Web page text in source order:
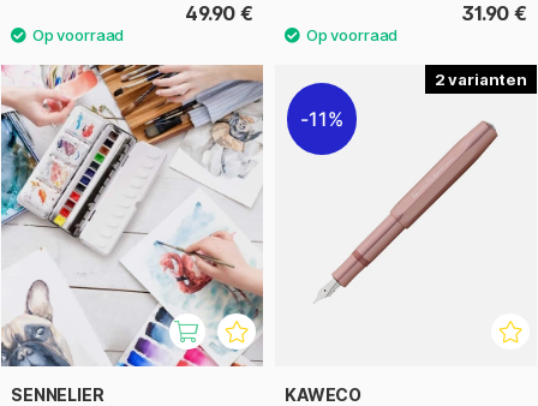
49.90 € 31.90 €
SENNELIER
2
11%
KAWECO